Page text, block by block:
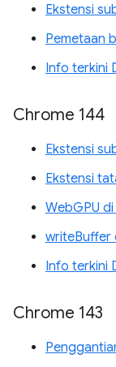
Ekstensi
Pemetaan
Info terkini
Chrome 144
Ekstensi
Ekstensi
WebGPU
writeBuffer
Info terkini
Chrome 143